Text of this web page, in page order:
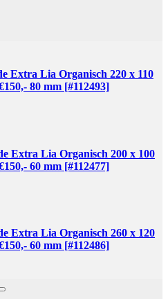
Extra Lia Organisch 220 x 110
80 mm [#112493]
Extra Lia Organisch 200 x 100
60 mm [#112477]
Extra Lia Organisch 260 x 120
60 mm [#112486]